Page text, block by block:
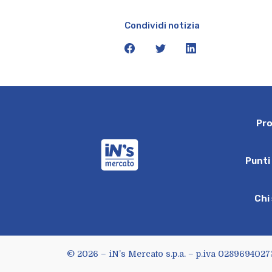
Condividi notizia
facebooktwitter
Pro
Punti
C hi
© 2026 – iN’s Mercato s.p.a. – p.iva